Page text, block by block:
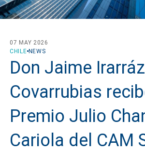
CHILE NEWS
07 MAY 2026
Don Jaime
Covarrubias
Premio Julio
Cariola del CAM